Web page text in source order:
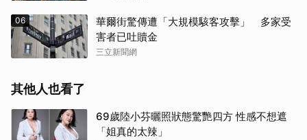
06
華爾街驚傳遭「大規模駭客攻擊」 多家受
害者已吐贖金
三立新聞網
其他人也看了
69歲陸小芬曬照狀態驚艷四方 性感不想遮
「姐真的太辣」